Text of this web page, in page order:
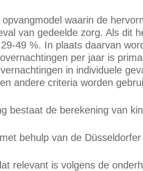
waarin de
van gedeelde zorg. Als dit
49 %. In plaats daarvan
per jaar is
in individuele
andere criteria worden
bestaat de berekening van
behulp van de Düsseldorfer
relevant is volgens de